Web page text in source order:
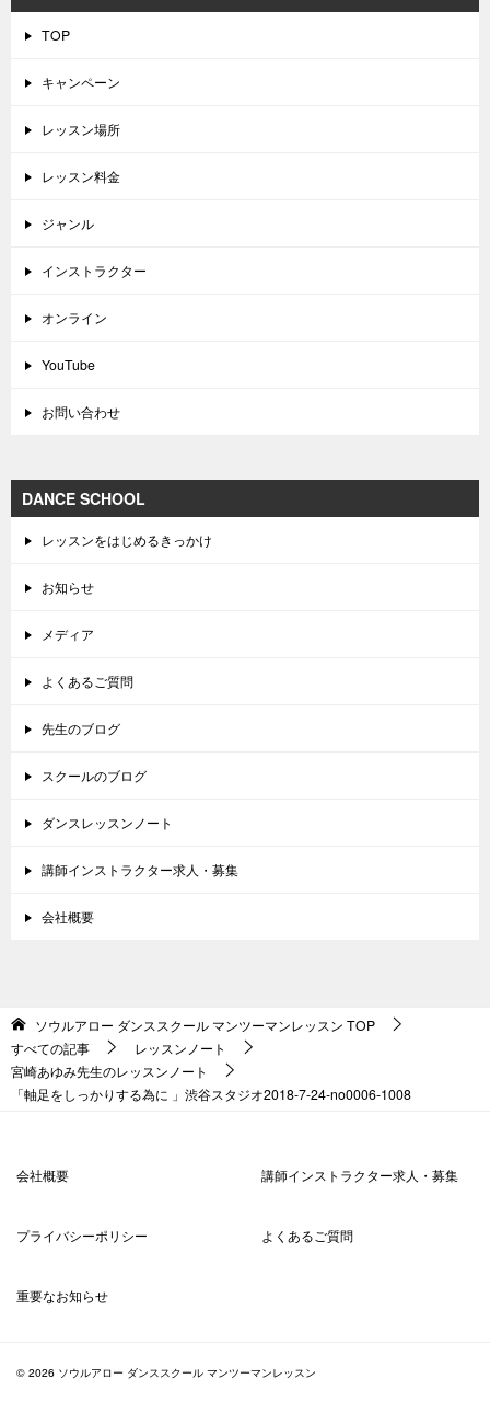
TOP
キャンペーン
レッスン場所
レッスン料金
ジャンル
インストラクター
オンライン
YouTube
お問い合わせ
DANCE SCHOOL
レッスンをはじめるきっかけ
お知らせ
メディア
よくあるご質問
先生のブログ
スクールのブログ
ダンスレッスンノート
講師インストラクター求人・募集
会社概要
ソウルアロー ダンススクール マンツーマンレッスン TOP
すべての記事
レッスンノート
宮崎あゆみ先生のレッスンノート
「軸足をしっかりする為に 」渋谷スタジオ2018-7-24-no0006-1008
会社概要 講師インストラクター求人・募集
プライバシーポリシー よくあるご質問
重要なお知らせ
© 2026 ソウルアロー ダンススクール マンツーマンレッスン